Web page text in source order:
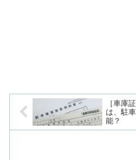
［車庫
は、駐
能？